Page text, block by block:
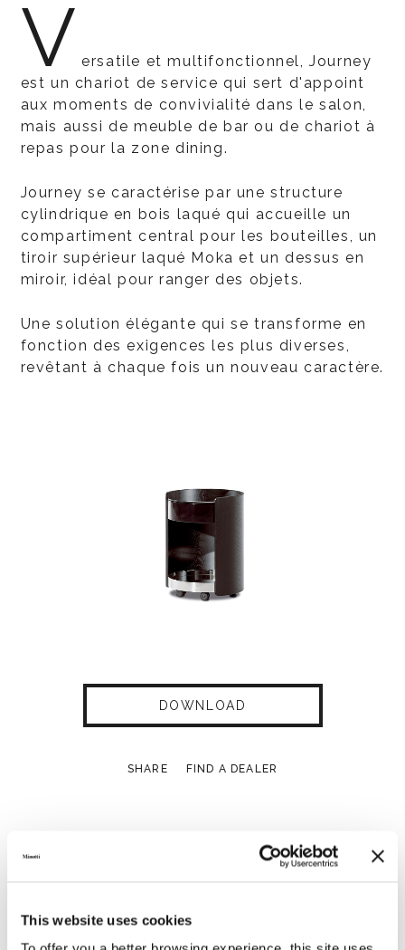
This website uses cookies
V ersatile et multifonctionnel, Journey
est un chariot de service qui sert d'appoint
aux moments de convivialité dans le salon,
mais aussi de meuble de bar ou de chariot à
repas pour la zone dining.
Journey se caractérise par une structure
cylindrique en bois laqué qui accueille un
compartiment central pour les bouteilles, un
tiroir supérieur laqué Moka et un dessus en
miroir, idéal pour ranger des objets.
Une solution élégante qui se transforme en
fonction des exigences les plus diverses,
revêtant à chaque fois un nouveau caractère.
DOWNLOAD
SHARE FIND A DEALER